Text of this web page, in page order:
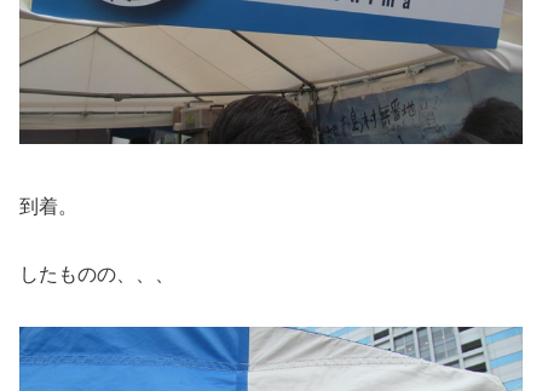
到着。
したものの、、、